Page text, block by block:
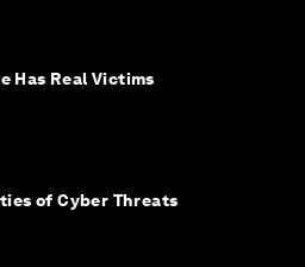
Has Real Victims
of Cyber Threats